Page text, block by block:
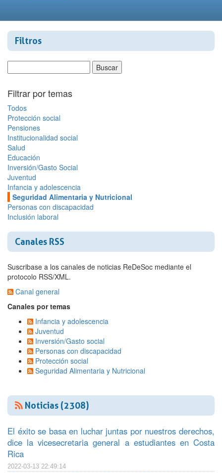
Filtros
Filtrar por temas
Todos
Protección social
Pensiones
Institucionalidad social
Salud
Educación
Inversión/Gasto Social
Juventud
Infancia y adolescencia
Seguridad Alimentaria y Nutricional
Personas con discapacidad
Inclusión laboral
Canales RSS
Suscribase a los canales de noticias ReDeSoc mediante el
protocolo RSS/XML.
Canal general
Canales por temas
Infancia y adolescencia
Juventud
Inversión/Gasto social
Personas con discapacidad
Protección social
Seguridad Alimentaria y Nutricional
Noticias (2308)
El éxito se basa en luchar juntas por nuestros derechos,
dice la vicesecretaria general a estudiantes en Costa
Rica
2022-03-13 22:49:14